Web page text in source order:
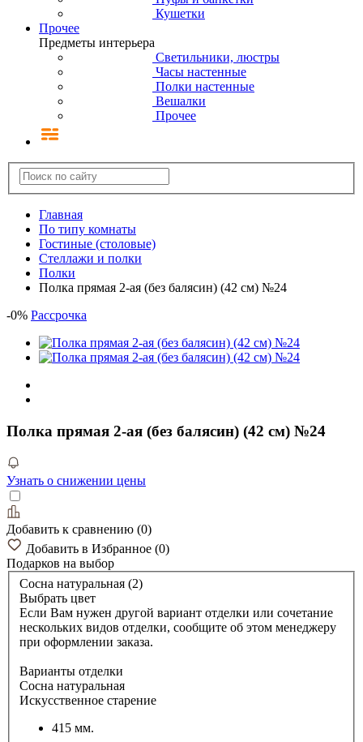
Кушетки
Прочее
Предметы интерьера
Светильники, люстры
Часы настенные
Полки настенные
Вешалки
Прочее
Главная
По типу комнаты
Гостиные (столовые)
Стеллажи и полки
Полки
Полка прямая 2-ая (без балясин) (42 см) №24
-0% Рассрочка
Полка прямая 2-ая (без балясин) (42 см) №24
Узнать о снижении цены
Добавить к сравнению (0)
Добавить в Избранное (0)
Подарков на выбор
Сосна натуральная (2)
Выбрать цвет
Если Вам нужен другой вариант отделки или сочетание
нескольких видов отделки, сообщите об этом менеджеру
при оформлении заказа.
Варианты отделки
Сосна натуральная
Искусственное старение
415 мм.